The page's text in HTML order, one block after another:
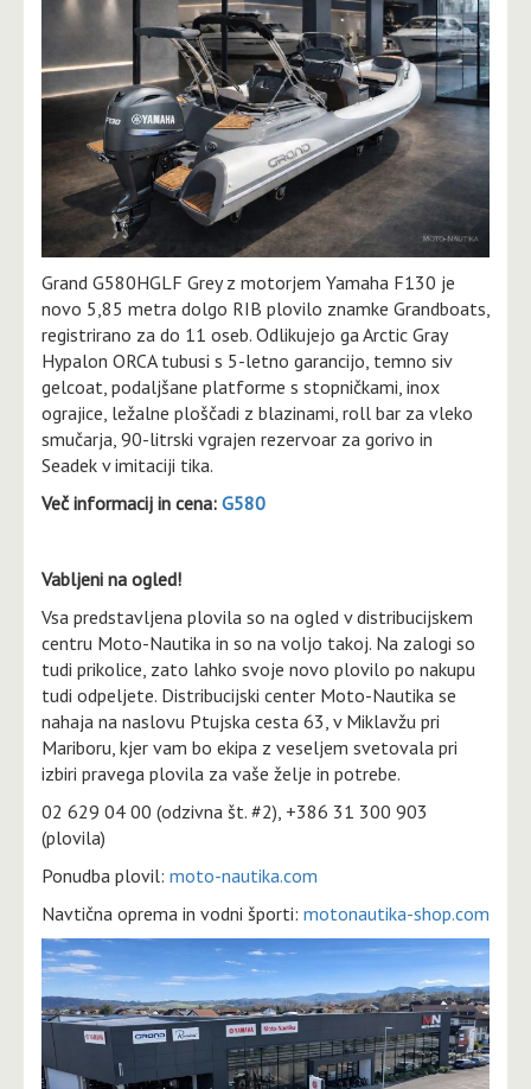
Grand G580HGLF Grey z motorjem Yamaha F130 je
novo 5,85 metra dolgo RIB plovilo znamke Grandboats,
registrirano za do 11 oseb. Odlikujejo ga Arctic Gray
Hypalon ORCA tubusi s 5-letno garancijo, temno siv
gelcoat, podaljšane platforme s stopničkami, inox
ograjice, ležalne ploščadi z blazinami, roll bar za vleko
smučarja, 90-litrski vgrajen rezervoar za gorivo in
Seadek v imitaciji tika.
Več informacij in cena: G580
Vabljeni na ogled!
Vsa predstavljena plovila so na ogled v distribucijskem
centru Moto-Nautika in so na voljo takoj. Na zalogi so
tudi prikolice, zato lahko svoje novo plovilo po nakupu
tudi odpeljete. Distribucijski center Moto-Nautika se
nahaja na naslovu Ptujska cesta 63, v Miklavžu pri
Mariboru, kjer vam bo ekipa z veseljem svetovala pri
izbiri pravega plovila za vaše želje in potrebe.
02 629 04 00 (odzivna št. #2), +386 31 300 903
(plovila)
Ponudba plovil: moto-nautika.com
Navtična oprema in vodni športi: motonautika-shop.com